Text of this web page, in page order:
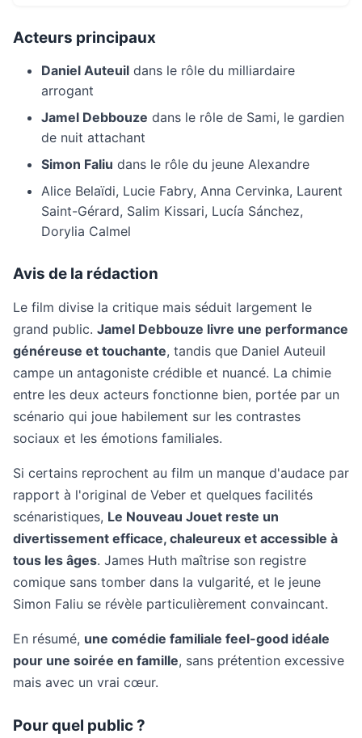
Acteurs principaux
Daniel Auteuil dans le rôle du milliardaire
arrogant
Jamel Debbouze dans le rôle de Sami, le gardien
de nuit attachant
Simon Faliu dans le rôle du jeune Alexandre
Alice Belaïdi, Lucie Fabry, Anna Cervinka, Laurent
Saint-Gérard, Salim Kissari, Lucía Sánchez,
Dorylia Calmel
Avis de la rédaction
Le film divise la critique mais séduit largement le
grand public. Jamel Debbouze livre une performance
généreuse et touchante, tandis que Daniel Auteuil
campe un antagoniste crédible et nuancé. La chimie
entre les deux acteurs fonctionne bien, portée par un
scénario qui joue habilement sur les contrastes
sociaux et les émotions familiales.
Si certains reprochent au film un manque d'audace par
rapport à l'original de Veber et quelques facilités
scénaristiques, Le Nouveau Jouet reste un
divertissement efficace, chaleureux et accessible à
tous les âges. James Huth maîtrise son registre
comique sans tomber dans la vulgarité, et le jeune
Simon Faliu se révèle particulièrement convaincant.
En résumé, une comédie familiale feel-good idéale
pour une soirée en famille, sans prétention excessive
mais avec un vrai cœur.
Pour quel public ?